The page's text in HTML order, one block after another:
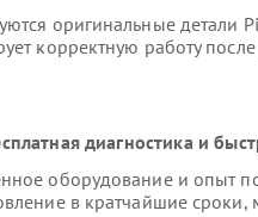
оригинальные детали
корректную работу
диагностика и
оборудование и опыт
в кратчайшие